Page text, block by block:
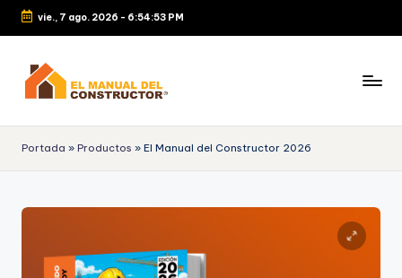
vie., 7 ago. 2026 - 6:54:54 PM
Portada » Productos » El Manual del Constructor 2026